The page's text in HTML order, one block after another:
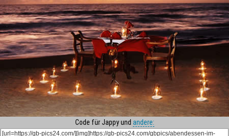
Code für Jappy und andere: